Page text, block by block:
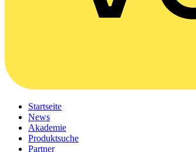
Startseite
News
Akademie
Produktsuche
Partner